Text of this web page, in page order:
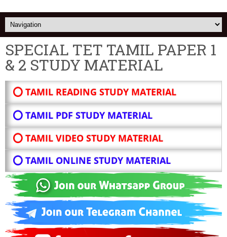
SPECIAL TET TAMIL PAPER 1
& 2 STUDY MATERIAL
⭕ TAMIL READING STUDY MATERIAL
⭕ TAMIL PDF STUDY MATERIAL
⭕ TAMIL VIDEO STUDY MATERIAL
⭕ TAMIL ONLINE STUDY MATERIAL